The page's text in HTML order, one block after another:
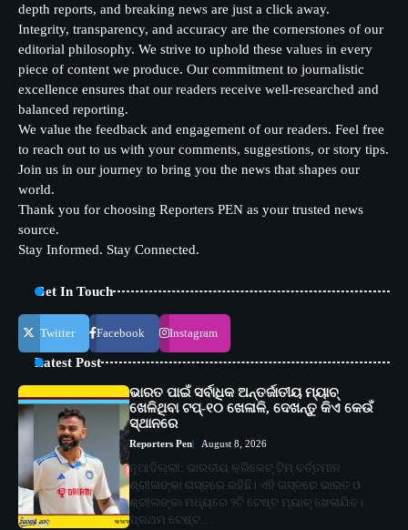
depth reports, and breaking news are just a click away.
Integrity, transparency, and accuracy are the cornerstones of our
editorial philosophy. We strive to uphold these values in every
piece of content we produce. Our commitment to journalistic
excellence ensures that our readers receive well-researched and
balanced reporting.
We value the feedback and engagement of our readers. Feel free
to reach out to us with your comments, suggestions, or story tips.
Join us in our journey to bring you the news that shapes our
world.
Thank you for choosing Reporters PEN as your trusted news
source.
Stay Informed. Stay Connected.
Get In Touch
Twitter Facebook Instagram
Latest Post
ଭାରତ ପାଇଁ ସର୍ବାଧିକ ଅନ୍ତର୍ଜାତୀୟ ମ୍ୟାଚ୍
ଖେଳିଥିବା ଟପ୍-୧୦ ଖେଳାଳି, ଦେଖନ୍ତୁ କିଏ କେଉଁ
ସ୍ଥାନରେ
Reporters Pen August 8, 2026
ନୂଆଦିଲ୍ଲୀ: ଭାରତୀୟ କ୍ରିକେଟ୍ ଟିମ୍ ବର୍ତ୍ତମାନ
ଶ୍ରୀଲଙ୍କା ଗସ୍ତରେ ରହିଛି। ଏହି ଗସ୍ତରେ ଭାରତ ଓ
ଶ୍ରୀଲଙ୍କା ମଧ୍ୟରେ ୨ଟି ଟେଷ୍ଟ ମ୍ୟାଚ୍ ଖେଳାଯିବ।
ପ୍ରଥମ ଟେଷ୍ଟ…